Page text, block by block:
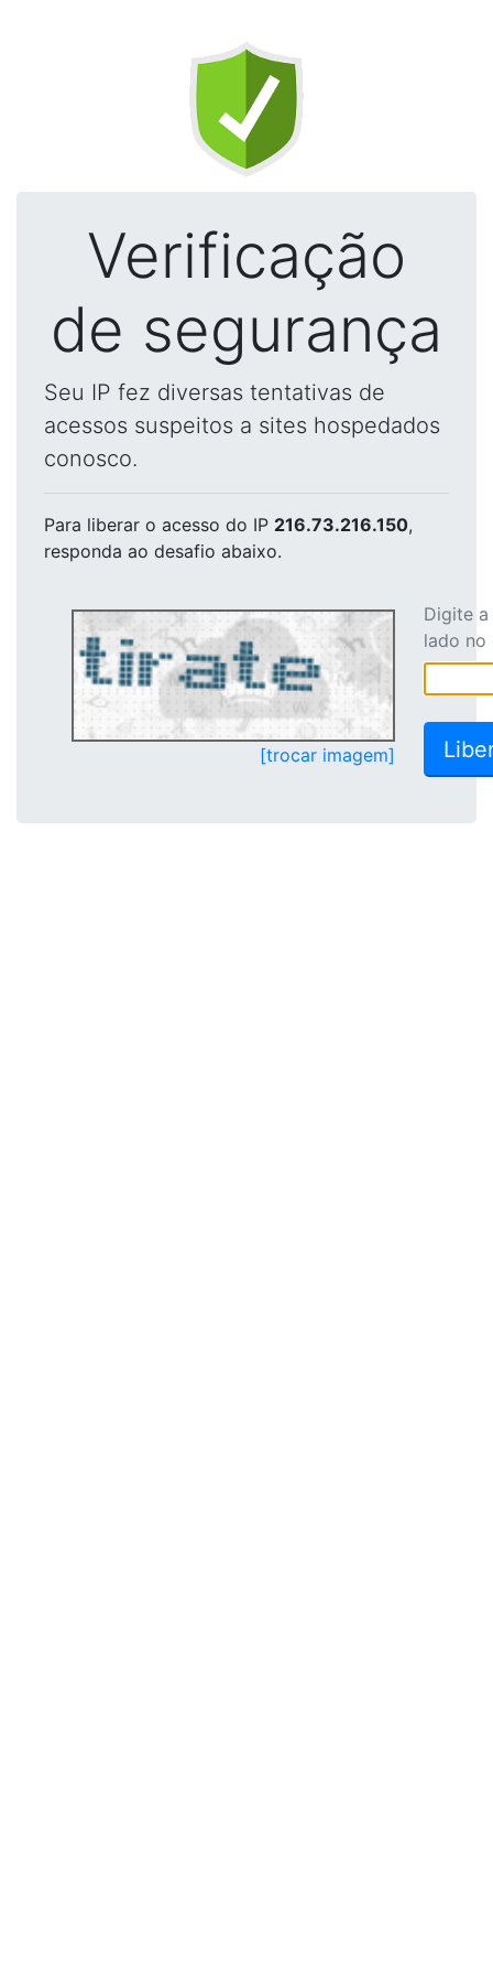
Verificação
de segurança
Seu IP fez diversas tentativas de
acessos suspeitos a sites hospedados
conosco.
Para liberar o acesso do IP 216.73.216.150,
responda ao desafio abaixo.
[trocar imagem]
Digite
lado no